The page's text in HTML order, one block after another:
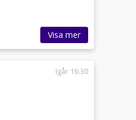
Visa mer
Igår 16:30